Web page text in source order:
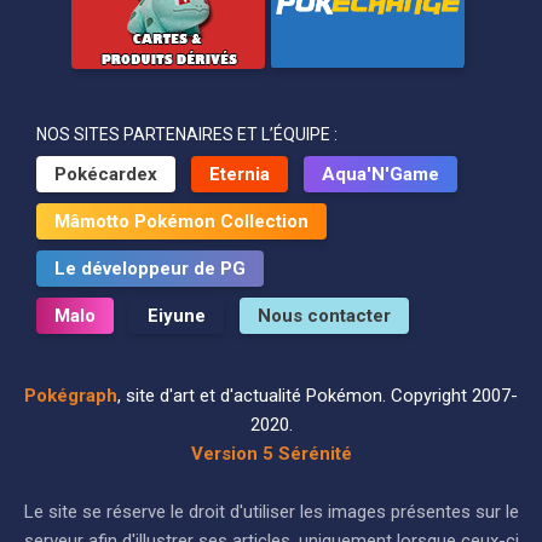
NOS SITES PARTENAIRES ET L’ÉQUIPE :
Pokécardex Eternia Aqua'N'Game
Mâmotto Pokémon Collection
Le développeur de PG
Malo Eiyune Nous contacter
Pokégraph, site d'art et d'actualité Pokémon. Copyright 2007-
2020.
Version 5 Sérénité
Le site se réserve le droit d'utiliser les images présentes sur le